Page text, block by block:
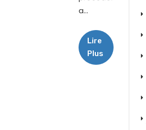
a...
Lire
Plus